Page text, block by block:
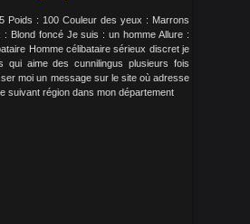
Poids : 100 Couleur des yeux : Marrons
Blond foncé Je suis : un homme Allure :
Homme célibataire sérieux discret je
qui aime des cunnilingus plusieurs fois
moi un message sur le site où adresse
suivant région dans mon département